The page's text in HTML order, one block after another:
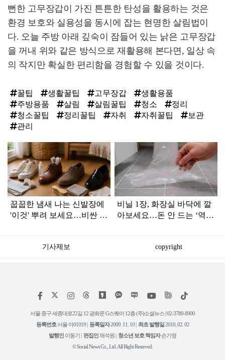
뻔한 고무장갑이 가진 튼튼한 탄성을 활용하는 것은
환경 보호와 실용성을 동시에 잡는 현명한 살림법이
다. 오늘 주방 아래 깊숙이 잠들어 있는 낡은 고무장갑
을 꺼내 위와 같은 방식으로 재활용해 본다면, 일상 속
의 작지만 확실한 편리함을 경험할 수 있을 것이다.
꿀팁 생활꿀팁 고무장갑
생활용품
주방용품
살림 살림꿀팁 청소
정리
청소꿀팁
정리꿀팁 자취 자취꿀팁
보관
관리
탑
라
인
꿉꿉한 냄새 나는 신발장에
'이것' 뿌려 보세요…비싼 돈
비닐 1장, 화장실 바닥에 깔
아보세요…돈 안 드는 ‘역대
기사제보 copyright
페
스
인
타
램
위
트
유
튜
틱
서울 중구 세종대로22길 12 광화문 G스퀘어 12층 (주)소셜뉴스 | 02-3789-8900
등록번호 서울 아01019 | 등록일자2009. 11. 10 | 최초 발행일 2010. 02. 02
발행인 이동기 | 편집인 채석원 | 청소년 보호 책임자손기영
© Social News Co., Ltd. All Right Reserved.